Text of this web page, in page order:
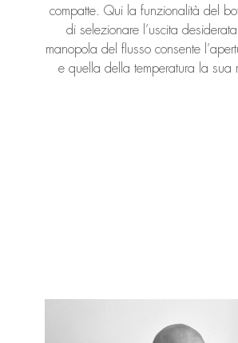
compatte. Qui la funzionalità del
di selezionare l’uscita
manopola del flusso consente
e quella della temperatura la sua